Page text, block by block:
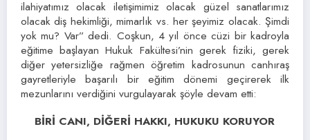
ilahiyatımız olacak iletişimimiz olacak güzel sanatlarımız
olacak diş hekimliği, mimarlık vs. her şeyimiz olacak. Şimdi
yok mu? Var” dedi. Coşkun, 4 yıl önce cüzi bir kadroyla
eğitime başlayan Hukuk Fakültesi’nin gerek fiziki, gerek
diğer yetersizliğe rağmen öğretim kadrosunun canhıraş
gayretleriyle başarılı bir eğitim dönemi geçirerek ilk
mezunlarını verdiğini vurgulayarak şöyle devam etti:
BİRİ CANI, DİĞERİ HAKKI, HUKUKU KORUYOR